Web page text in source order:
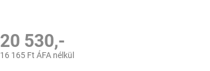
20 530,-
16 165 Ft ÁFA nélkül